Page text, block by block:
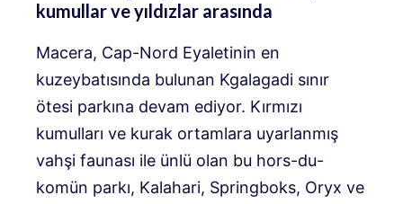
kumullar ve yıldızlar arasında
Macera, Cap-Nord Eyaletinin en
kuzeybatısında bulunan Kgalagadi sınır
ötesi parkına devam ediyor. Kırmızı
kumulları ve kurak ortamlara uyarlanmış
vahşi faunası ile ünlü olan bu hors-du-
komün parkı, Kalahari, Springboks, Oryx ve